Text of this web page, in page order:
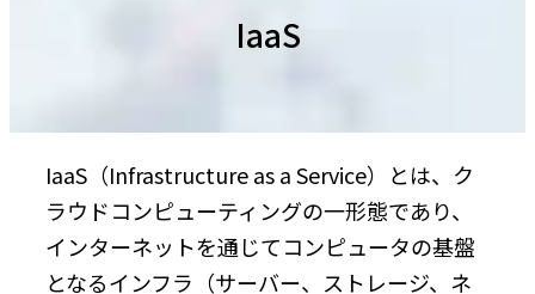
IaaS
IaaS（Infrastructure as a Service）とは、ク
ラウドコンピューティングの一形態であり、
インターネットを通じてコンピュータの基盤
となるインフラ（サーバー、ストレージ、ネ